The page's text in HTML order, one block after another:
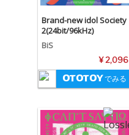
Brand-new idol Society
2(24bit/96kHz)
BiS
¥ 2,096
でみる